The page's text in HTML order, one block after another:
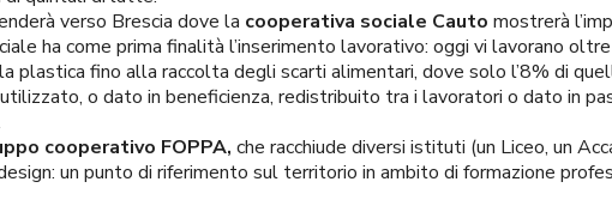
verso Brescia dove la cooperativa sociale Cauto mostrerà
ha come prima finalità l’inserimento lavorativo: oggi vi lavorano
plastica fino alla raccolta degli scarti alimentari, dove solo l’8% di
o dato in beneficienza, redistribuito tra i lavoratori o dato in
cooperativo FOPPA, che racchiude diversi istituti (un Liceo, un
un punto di riferimento sul territorio in ambito di formazione